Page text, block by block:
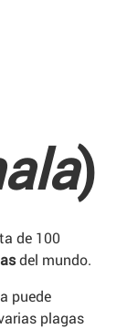
)
de 100
del mundo.
puede
plagas